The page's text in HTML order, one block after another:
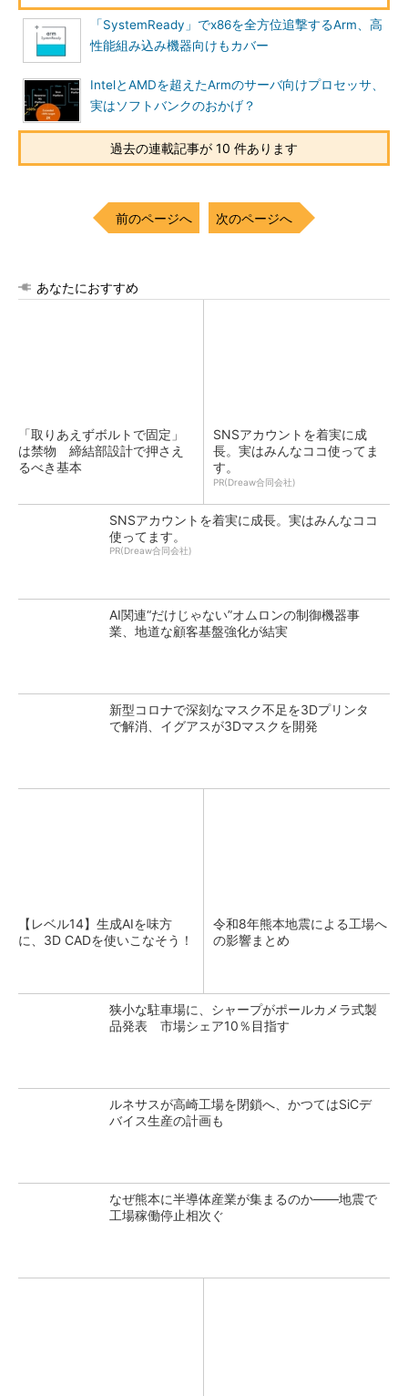
「SystemReady」でx86を全方位追撃するArm、高
性能組み込み機器向けもカバー
IntelとAMDを超えたArmのサーバ向けプロセッサ、
実はソフトバンクのおかげ？
過去の連載記事が 10 件あります
前のページへ 次のページへ
あなたにおすすめ
「取りあえずボルトで固定」
は禁物 締結部設計で押さえ
るべき基本
SNSアカウントを着実に成
長。実はみんなココ使ってま
す。
PR(Dreaw合同会社)
SNSアカウントを着実に成長。実はみんなココ
使ってます。
PR(Dreaw合同会社)
AI関連“だけじゃない”オムロンの制御機器事
業、地道な顧客基盤強化が結実
新型コロナで深刻なマスク不足を3Dプリンタ
で解消、イグアスが3Dマスクを開発
【レベル14】生成AIを味方
に、3D CADを使いこなそう！
令和8年熊本地震による工場へ
の影響まとめ
狭小な駐車場に、シャープがポールカメラ式製
品発表 市場シェア10％目指す
ルネサスが高崎工場を閉鎖へ、かつてはSiCデ
バイス生産の計画も
なぜ熊本に半導体産業が集まるのか――地震で
工場稼働停止相次ぐ